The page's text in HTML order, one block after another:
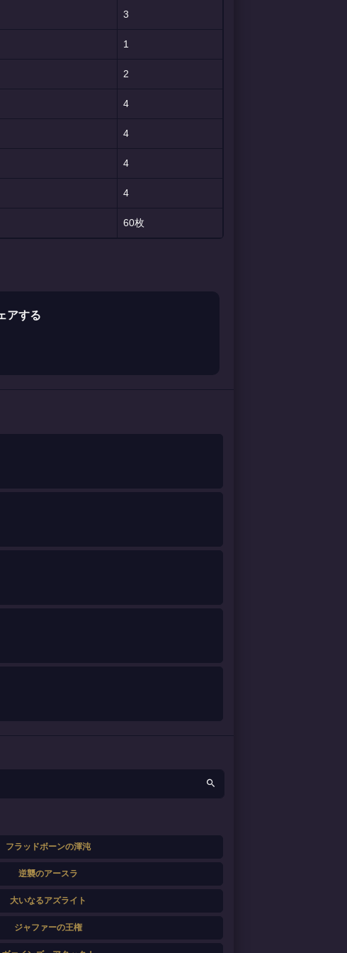
3
1
2
4
4
4
4
60枚
アする
フラッドボーンの渾沌
逆襲のアースラ
大いなるアズライト
ジャファーの王権